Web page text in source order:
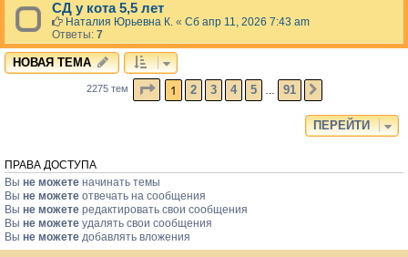
СД у кота 5,5 лет
Наталия Юрьевна К. « Сб апр 11, 2026 7:43 am
Ответы: 7
НОВАЯ ТЕМА
2275 тем СТРАНИЦА ИЗ91
1 2 3 4 5 91
ПЕРЕЙТИ
ПРАВА ДОСТУПА
Вы не можете начинать темы
Вы не можете отвечать на сообщения
Вы не можете редактировать свои сообщения
Вы не можете удалять свои сообщения
Вы не можете добавлять вложения